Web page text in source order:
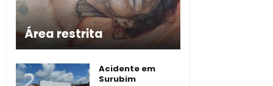
Área restrita
Acidente em
Surubim